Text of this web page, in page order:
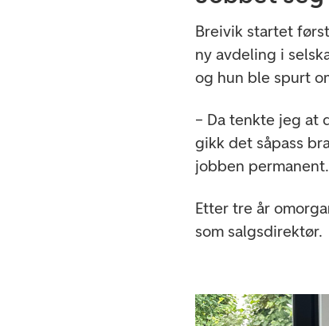
Breivik startet
ny avdeling i
og hun ble spurt
– Da tenkte jeg at
gikk det såpass
jobben permanent.
Etter tre år
som salgsdirektør.